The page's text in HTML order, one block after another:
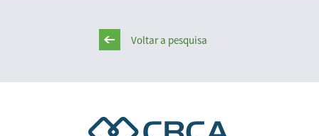
Voltar a pesquisa